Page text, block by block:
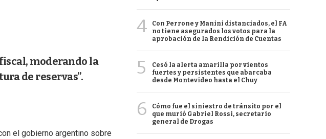
moderando la
de reservas”.
el gobierno argentino sobre
4
Con Perrone y Manini distanciados, el FA
no tiene asegurados los votos para la
aprobación de la Rendición de Cuentas
5
Cesó la alerta amarilla por vientos
fuertes y persistentes que abarcaba
desde Montevideo hasta el Chuy
6
Cómo fue el siniestro de tránsito por el
que murió Gabriel Rossi, secretario
general de Drogas